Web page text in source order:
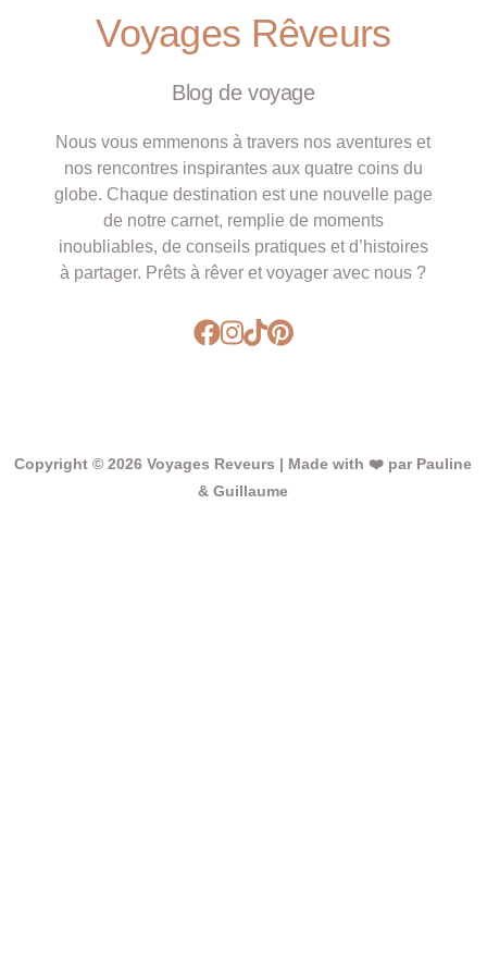
Voyages Rêveurs
Blog de voyage
Nous vous emmenons à travers nos aventures et
nos rencontres inspirantes aux quatre coins du
globe. Chaque destination est une nouvelle page
de notre carnet, remplie de moments
inoubliables, de conseils pratiques et d’histoires
à partager. Prêts à rêver et voyager avec nous ?
Copyright © 2026 Voyages Reveurs | Made with ❤️ par Pauline
& Guillaume